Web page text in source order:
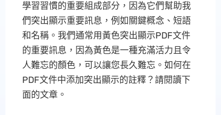
學習習慣的重要組成部分，因為它們幫助我
們突出顯示重要訊息，例如關鍵概念、短語
和名稱。我們通常用黃色突出顯示PDF文件
的重要訊息，因為黃色是一種充滿活力且令
人難忘的顏色，可以讓您長久難忘。如何在
PDF文件中添加突出顯示的註釋？請閱讀下
面的文章。